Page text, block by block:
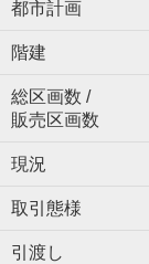
都市計画
階建
総区画数 /
販売区画数
現況
取引態様
引渡し